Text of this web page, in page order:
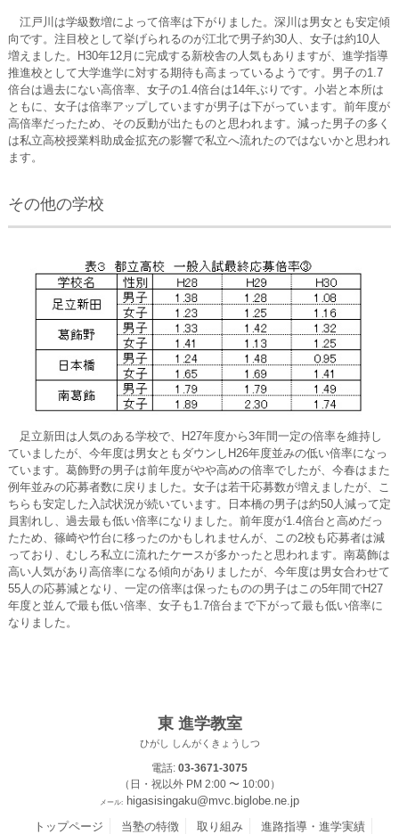
江戸川は学級数増によって倍率は下がりました。深川は男女とも安定傾
向です。注目校として挙げられるのが江北で男子約30人、女子は約10人
増えました。H30年12月に完成する新校舎の人気もありますが、進学指導
推進校として大学進学に対する期待も高まっているようです。男子の1.7
倍台は過去にない高倍率、女子の1.4倍台は14年ぶりです。小岩と本所は
ともに、女子は倍率アップしていますが男子は下がっています。前年度が
高倍率だったため、その反動が出たものと思われます。減った男子の多く
は私立高校授業料助成金拡充の影響で私立へ流れたのではないかと思われ
ます。
その他の学校
足立新田は人気のある学校で、H27年度から3年間一定の倍率を維持し
ていましたが、今年度は男女ともダウンしH26年度並みの低い倍率になっ
ています。葛飾野の男子は前年度がやや高めの倍率でしたが、今春はまた
例年並みの応募者数に戻りました。女子は若干応募数が増えましたが、こ
ちらも安定した入試状況が続いています。日本橋の男子は約50人減って定
員割れし、過去最も低い倍率になりました。前年度が1.4倍台と高めだっ
たため、篠崎や竹台に移ったのかもしれませんが、この2校も応募者は減
っており、むしろ私立に流れたケースが多かったと思われます。南葛飾は
高い人気があり高倍率になる傾向がありましたが、今年度は男女合わせて
55人の応募減となり、一定の倍率は保ったものの男子はこの5年間でH27
年度と並んで最も低い倍率、女子も1.7倍台まで下がって最も低い倍率に
なりました。
東 進学教室
ひがし しんがくきょうしつ
電話: 03-3671-3075
（日・祝以外 PM 2:00 〜 10:00）
メール:
higasisingaku@mvc.biglobe.ne.jp
トップページ
当塾の特徴 取り組み 進路指導・進学実績